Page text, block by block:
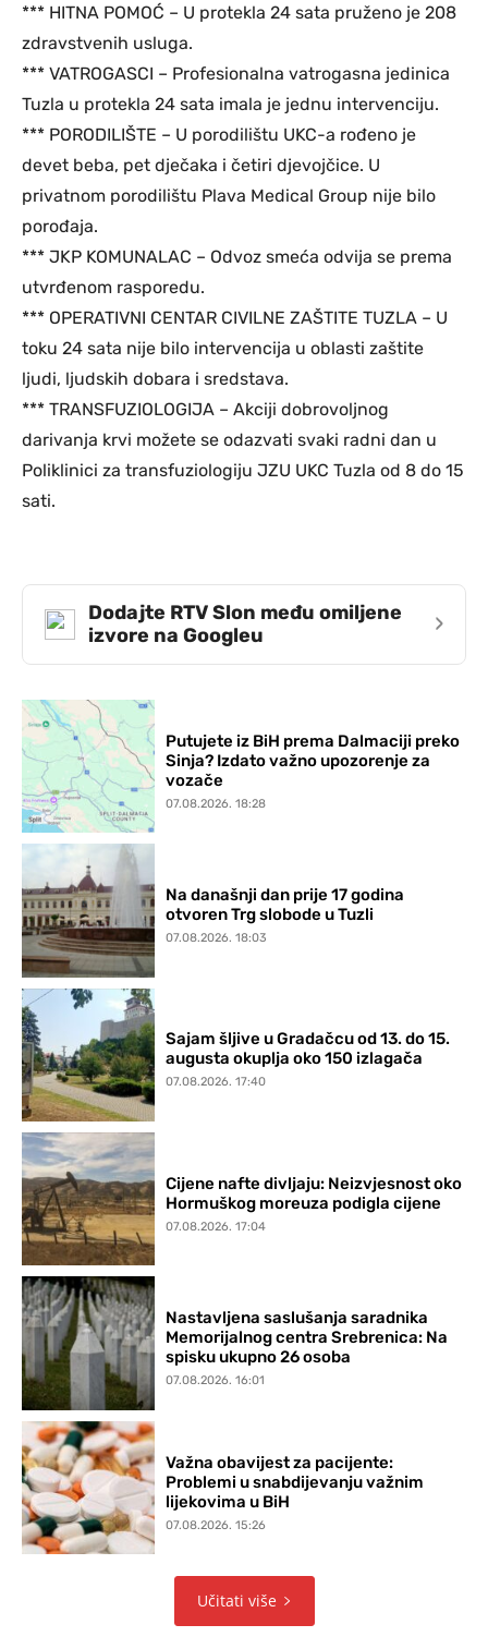
*** HITNA POMOĆ – U protekla 24 sata pruženo je 208
zdravstvenih usluga.
*** VATROGASCI – Profesionalna vatrogasna jedinica
Tuzla u protekla 24 sata imala je jednu intervenciju.
*** PORODILIŠTE – U porodilištu UKC-a rođeno je
devet beba, pet dječaka i četiri djevojčice. U
privatnom porodilištu Plava Medical Group nije bilo
porođaja.
*** JKP KOMUNALAC – Odvoz smeća odvija se prema
utvrđenom rasporedu.
*** OPERATIVNI CENTAR CIVILNE ZAŠTITE TUZLA – U
toku 24 sata nije bilo intervencija u oblasti zaštite
ljudi, ljudskih dobara i sredstava.
*** TRANSFUZIOLOGIJA – Akciji dobrovoljnog
darivanja krvi možete se odazvati svaki radni dan u
Poliklinici za transfuziologiju JZU UKC Tuzla od 8 do 15
sati.
Dodajte RTV Slon među omiljene
izvore na Googleu
›
Putujete iz BiH prema Dalmaciji preko
Sinja? Izdato važno upozorenje za
vozače
07.08.2026. 18:28
Na današnji dan prije 17 godina
otvoren Trg slobode u Tuzli
07.08.2026. 18:03
Sajam šljive u Gradačcu od 13. do 15.
augusta okuplja oko 150 izlagača
07.08.2026. 17:40
Cijene nafte divljaju: Neizvjesnost oko
Hormuškog moreuza podigla cijene
07.08.2026. 17:04
Nastavljena saslušanja saradnika
Memorijalnog centra Srebrenica: Na
spisku ukupno 26 osoba
07.08.2026. 16:01
Važna obavijest za pacijente:
Problemi u snabdijevanju važnim
lijekovima u BiH
07.08.2026. 15:26
Učitati više